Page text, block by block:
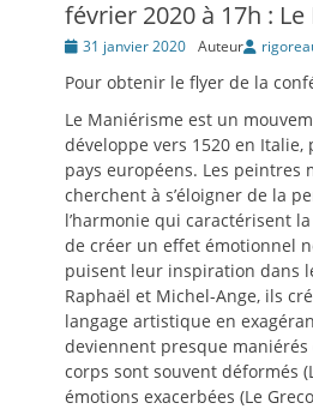
février 2020 à 17h :
Posté31 janvier 2020 Auteur
Pour obtenir le flyer de la
Le Maniérisme est un
développe vers 1520 en
pays européens. Les peintres
cherchent à s’éloigner de la
l’harmonie qui caractérisent
de créer un effet émotionnel
puisent leur inspiration dans
Raphaël et Michel-Ange, ils
langage artistique en
deviennent presque maniérés
corps sont souvent déformés
émotions exacerbées (Le